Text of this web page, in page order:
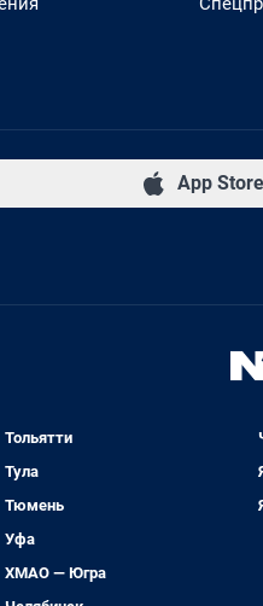
App Store
Тольятти
Тула
Тюмень
Уфа
ХМАО — Югра